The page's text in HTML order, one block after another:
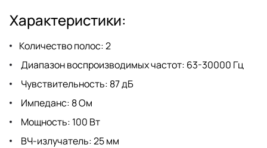
Характеристики:
Количество полос: 2
Диапазон воспроизводимых частот: 63-30000 Гц
Чувствительность: 87 дБ
Импеданс: 8 Ом
Мощность: 100 Вт
ВЧ-излучатель: 25 мм